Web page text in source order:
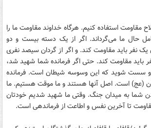
مقاومت استفاده کنیم. هرگاه خداوند مقاومت ما را
حال ما می‌گرداند. اگر از یک دسته بیست و دو
یک نفر باید مقاومت کند. و اگر از گردان سیصد نفری
باید مقاومت کند. حتی اگر فرمانده شما شهید شد،
و سست شوید که این وسوسه شیطان است. فرمانده
(عج) است. اصل آنها هستند و ما موقت هستیم. ما
شما به میدان جنگ. وقتی ما شهید شدیم خودتان
تا آخرین نفس و اطاعت از فرماندهی است.